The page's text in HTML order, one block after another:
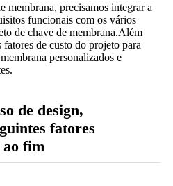
membrana, precisamos integrar a
funcionais com os vários
de chave de membrana.Além
de custo do projeto para
personalizados e
de design,
fatores
fim